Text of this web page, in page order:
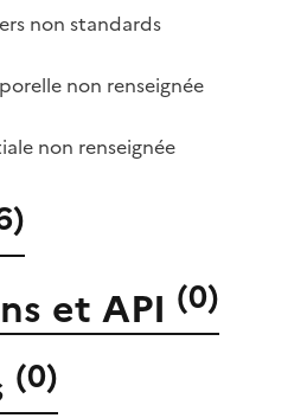
non standards
non renseignée
non renseignée
)
et API (0)
(0)